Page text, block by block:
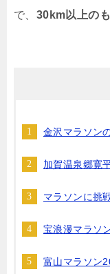
で、 30km以上の
金沢マラソン
加賀温泉郷寛
マラソンに挑
宝浪漫マラソ
富山マラソン